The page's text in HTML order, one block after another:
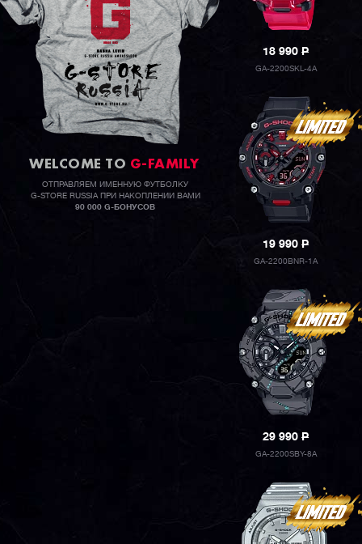
WELCOME TO G-FAMILY
ОТПРАВЛЯЕМ ИМЕННУЮ ФУТБОЛКУ
G-STORE RUSSIA ПРИ НАКОПЛЕНИИ ВАМИ
90 000 G-БОНУСОВ
18 990P
GA-2200SKL-4A
19 990P
GA-2200BNR-1A
29 990P
GA-2200SBY-8A